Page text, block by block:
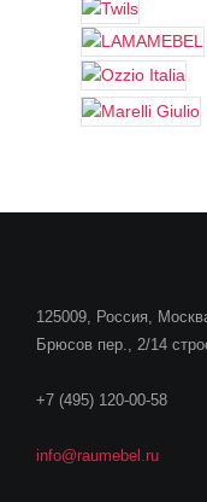
125009, Россия,
Брюсов пер., 2/14
+7 (495) 120-00-58
info@raumebel.ru